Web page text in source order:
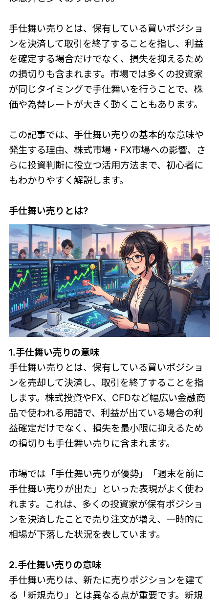
手仕舞い売りとは、保有している買いポジショ
ンを決済して取引を終了することを指し、利益
を確定する場合だけでなく、損失を抑えるため
の損切りも含まれます。市場では多くの投資家
が同じタイミングで手仕舞いを行うことで、株
価や為替レートが大きく動くこともあります。
この記事では、手仕舞い売りの基本的な意味や
発生する理由、株式市場・FX市場への影響、さ
らに投資判断に役立つ活用方法まで、初心者に
もわかりやすく解説します。
手仕舞い売りとは?
1.手仕舞い売りの意味
手仕舞い売りとは、保有している買いポジショ
ンを売却して決済し、取引を終了することを指
します。株式投資やFX、CFDなど幅広い金融商
品で使われる用語で、利益が出ている場合の利
益確定だけでなく、損失を最小限に抑えるため
の損切りも手仕舞い売りに含まれます。
市場では「手仕舞い売りが優勢」「週末を前に
手仕舞い売りが出た」といった表現がよく使わ
れます。これは、多くの投資家が保有ポジショ
ンを決済したことで売り注文が増え、一時的に
相場が下落した状況を表しています。
2.手仕舞い売りの意味
手仕舞い売りは、新たに売りポジションを建て
る「新規売り」とは異なる点が重要です。新規